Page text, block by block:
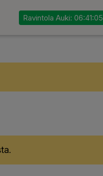
Ravintola Auki: 06:41:04